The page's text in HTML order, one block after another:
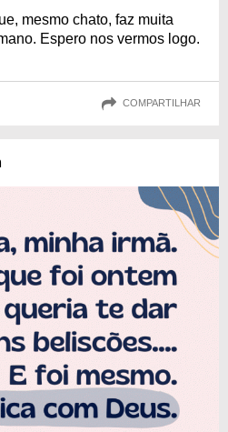
mesmo chato, faz muita
Espero nos vermos logo.
COMPARTILHAR